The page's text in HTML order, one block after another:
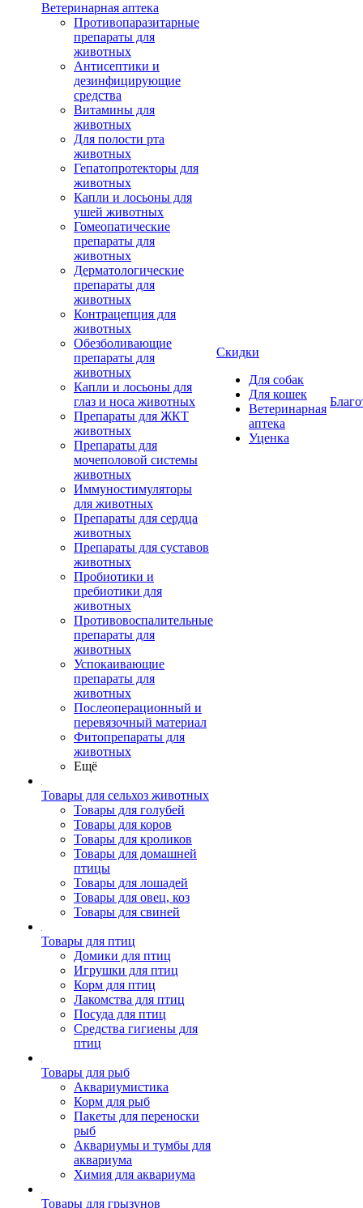
Ветеринарная аптека
Противопаразитарные
препараты для
животных
Антисептики и
дезинфицирующие
средства
Витамины для
животных
Для полости рта
животных
Гепатопротекторы для
животных
Капли и лосьоны для
ушей животных
Гомеопатические
препараты для
животных
Дерматологические
препараты для
животных
Контрацепция для
животных
Обезболивающие
препараты для
животных
Капли и лосьоны для
глаз и носа животных
Препараты для ЖКТ
животных
Препараты для
мочеполовой системы
животных
Иммуностимуляторы
для животных
Препараты для сердца
животных
Препараты для суставов
животных
Пробиотики и
пребиотики для
животных
Противовоспалительные
препараты для
животных
Успокаивающие
препараты для
животных
Послеоперационный и
перевязочный материал
Фитопрепараты для
животных
Ещё
Товары для сельхоз животных
Товары для голубей
Товары для коров
Товары для кроликов
Товары для домашней
птицы
Товары для лошадей
Товары для овец, коз
Товары для свиней
Товары для птиц
Домики для птиц
Игрушки для птиц
Корм для птиц
Лакомства для птиц
Посуда для птиц
Средства гигиены для
птиц
Товары для рыб
Аквариумистика
Корм для рыб
Пакеты для переноски
рыб
Аквариумы и тумбы для
аквариума
Химия для аквариума
Товары для грызунов
Скидки
Для собак
Для кошек
Ветеринарная
аптека
Уценка